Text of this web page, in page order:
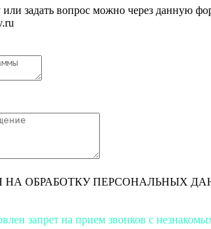
или задать вопрос можно через данную
НА ОБРАБОТКУ ПЕРСОНАЛЬНЫХ
запрет на прием звонков с